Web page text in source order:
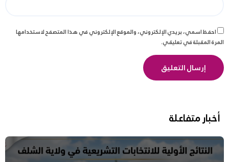
احفظ اسمي، بريدي الإلكتروني، والموقع الإلكتروني في هذا المتصفح لاستخدامها
المرة المقبلة في تعليقي.
أخبار متفاعلة